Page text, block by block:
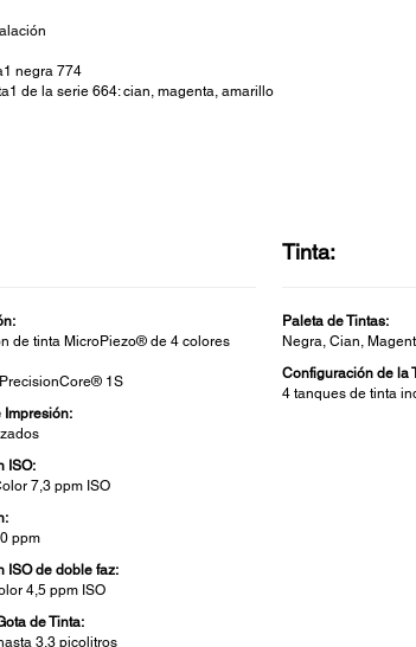
negra 774
de la serie 664: cian, magenta, amarillo
de tinta MicroPiezo® de 4 colores
1S
Impresión:
ISO:
7,3 ppm ISO
ppm
ISO de doble faz:
4,5 ppm ISO
de Tinta:
3,3 picolitros
Tinta:
Paleta de Tintas:
Negra, Cian,
Configuración de la
4 tanques de tinta